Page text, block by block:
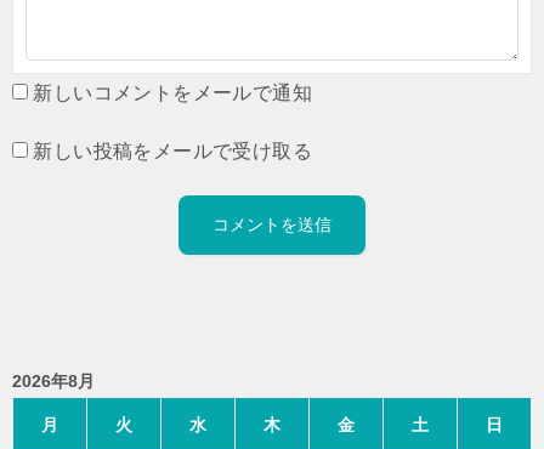
新しいコメントをメールで通知
新しい投稿をメールで受け取る
2026年8月
月 火 水 木 金 土 日